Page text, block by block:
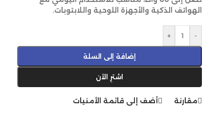
الهواتف الذكية والأجهزة اللوحية واللابتوبات.
-
+
إضافة إلى السلة
اشترِ الآن
مقارنة أضف إلى قائمة الأمنيات